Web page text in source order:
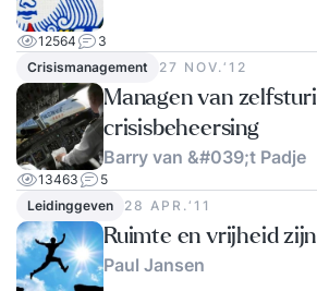
12564
3
Crisismanagement
27 NOV.‘12
Managen van
crisisbeheersing
Barry van &#039;t Padje
13463
5
Leidinggeven
28 APR.‘11
Ruimte en vrijheid
Paul Jansen